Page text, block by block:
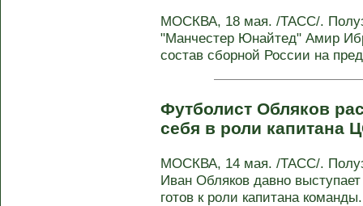
МОСКВА, 18 мая. /ТАСС/.
"Манчестер Юнайтед" Амир
состав сборной России на
Футболист Обляков
себя в роли капитана
МОСКВА, 14 мая. /ТАСС/.
Иван Обляков давно
готов к роли капитана